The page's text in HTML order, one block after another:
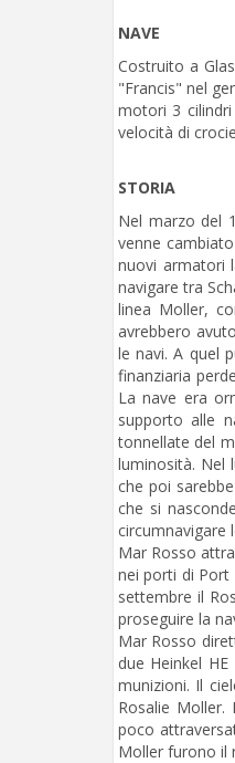
NAVE
Costruito a
"Francis" nel
motori 3
velocità di
STORIA
Nel marzo del
venne
nuovi armatori
navigare tra
linea Moller,
avrebbero
le navi. A quel
finanziaria
La nave era
supporto alle
tonnellate del
luminosità. Nel
che poi
che si
circumnavigare
Mar Rosso
nei porti di Port
settembre il
proseguire la
Mar Rosso
due Heinkel
munizioni. Il
Rosalie
poco
Moller furono il